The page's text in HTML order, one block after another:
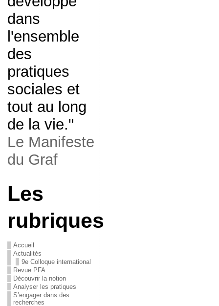
dans
l'ensemble
des
pratiques
sociales et
tout au long
de la vie."
Le Manifeste
du Graf
Les
rubriques
Accueil
Actualités
9e Colloque international
Revue PFA
Découvrir la notion
Analyser les pratiques
S’engager dans des
recherches